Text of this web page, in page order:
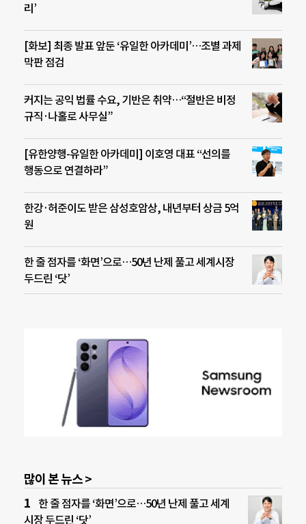
리’
[화보] 최종 발표 앞둔 ‘유일한 아카데미’…조별 과제
막판 점검
커지는 공익 법률 수요, 기반은 취약…“절반은 비정
규직·나홀로 사무실”
[유한양행-유일한 아카데미] 이호영 대표 “선의를
행동으로 연결하라”
한강·허준이도 받은 삼성호암상, 내년부터 상금 5억
원
한 줄 점자를 ‘화면’으로…50년 난제 풀고 세계시장
두드린 ‘닷’
많이 본 뉴스 >
한 줄 점자를 ‘화면’으로…50년 난제 풀고 세계
시장 두드린 ‘닷’